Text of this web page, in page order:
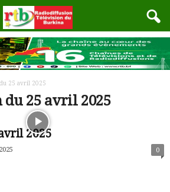
25 avril 2025
du 25 avril 2025
2025
0